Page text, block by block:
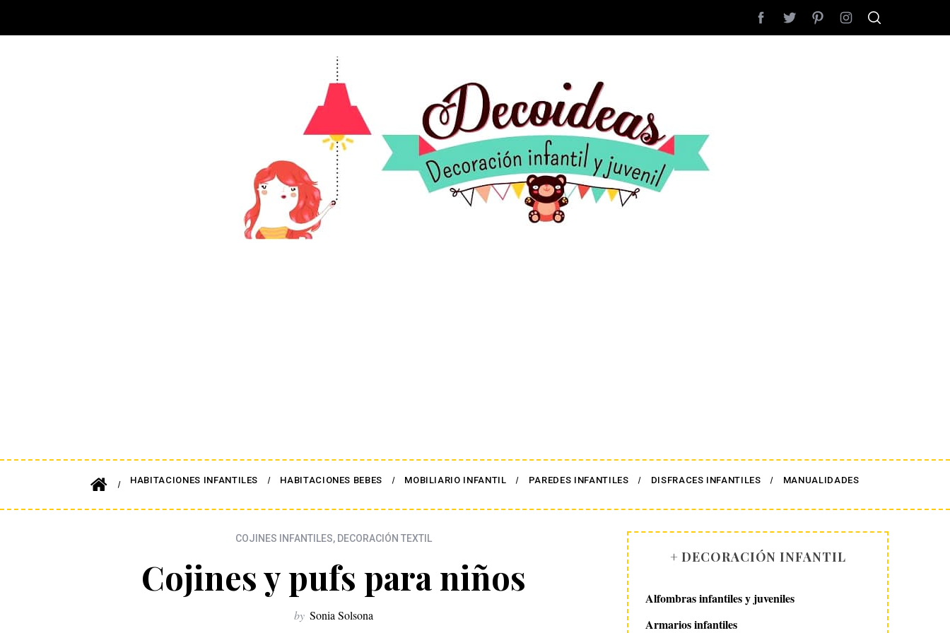
HABITACIONES INFANTILES HABITACIONES BEBES MOBILIARIO INFANTIL PAREDES INFANTILES DISFRACES INFANTILES MANUALIDADES
COJINES INFANTILES, DECORACIÓN TEXTIL
Cojines y pufs para niños
by Sonia Solsona
+ DECORACIÓN INFANTIL
Alfombras infantiles y juveniles
Armarios infantiles